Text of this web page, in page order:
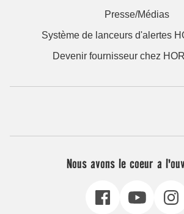
Presse/Médias
Système de lanceurs d'alertes
Devenir fournisseur chez
Nous avons le coeur a